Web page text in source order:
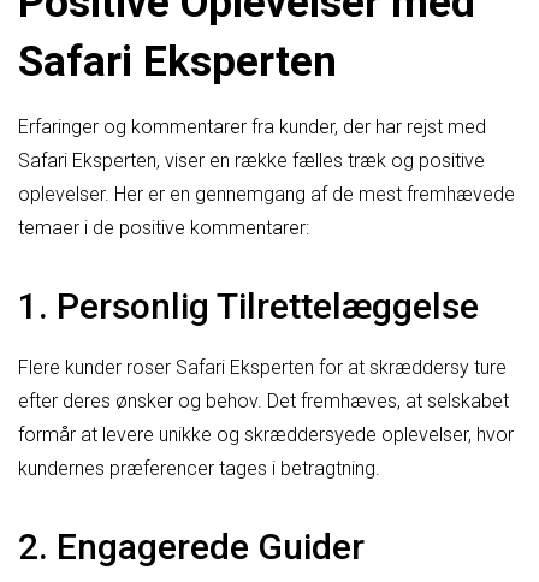
Safari Eksperten
Erfaringer og kommentarer fra kunder, der har rejst med
Safari Eksperten, viser en række fælles træk og positive
oplevelser. Her er en gennemgang af de mest fremhævede
temaer i de positive kommentarer:
1. Personlig Tilrettelæggelse
Flere kunder roser Safari Eksperten for at skræddersy ture
efter deres ønsker og behov. Det fremhæves, at selskabet
formår at levere unikke og skræddersyede oplevelser, hvor
kundernes præferencer tages i betragtning.
2. Engagerede Guider